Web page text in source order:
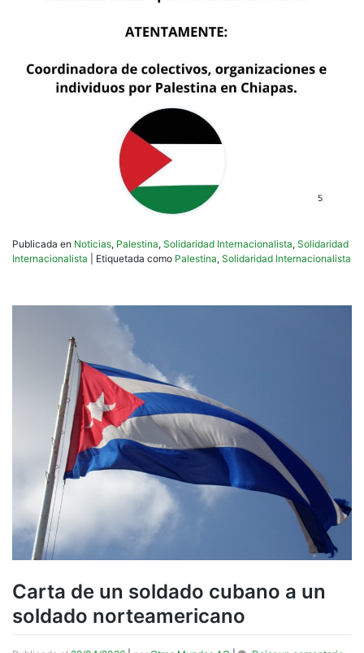
Publicada en Noticias, Palestina, Solidaridad Internacionalista, Solidaridad
Internacionalista
Etiquetada como Palestina, Solidaridad Internacionalista
Carta de un soldado cubano a un
soldado norteamericano